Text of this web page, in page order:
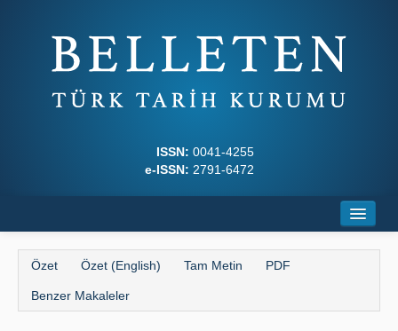
ISSN: 0041-4255
e-ISSN: 2791-6472
Dergi Kurulları
Özet Özet (English) Tam Metin PDF
Benzer Makaleler